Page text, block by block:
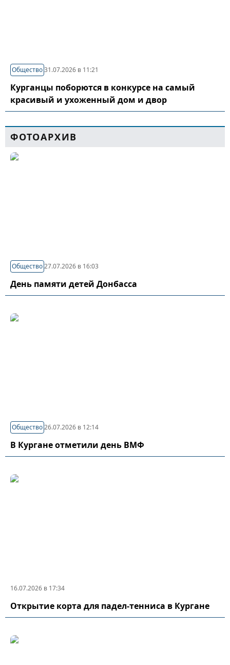
Общество31.07.2026 в 11:21
Курганцы поборются в конкурсе на самый
красивый и ухоженный дом и двор
ФОТОАРХИВ
Общество27.07.2026 в 16:03
День памяти детей Донбасса
Общество26.07.2026 в 12:14
В Кургане отметили день ВМФ
16.07.2026 в 17:34
Открытие корта для падел-тенниса в Кургане